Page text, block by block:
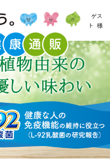
ゲス
ト 様